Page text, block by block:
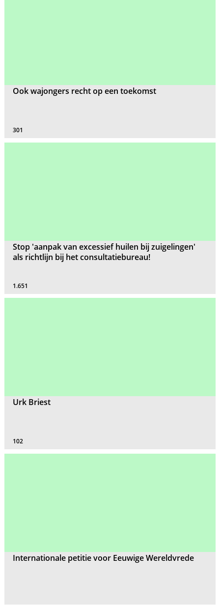
Ook wajongers recht op een toekomst
301
Stop 'aanpak van excessief huilen bij zuigelingen'
als richtlijn bij het consultatiebureau!
1.651
Urk Briest
102
Internationale petitie voor Eeuwige Wereldvrede